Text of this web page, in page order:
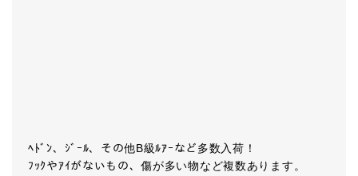
ﾍﾄﾞﾝ、ｼﾞｰﾙ、その他B級ﾙｱｰなど多数入荷！
ﾌｯｸやｱｲがないもの、傷が多い物など複数あります。